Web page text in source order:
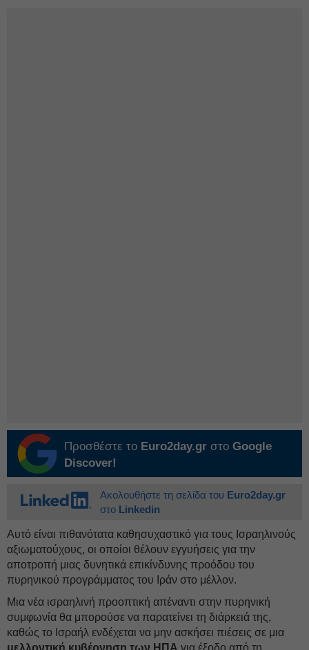
Προσθέστε το Euro2day.gr στο Google
Discover!
Ακολουθήστε τη σελίδα του Euro2day.gr
στο Linkedin
Αυτό είναι πιθανότατα καθησυχαστικό για τους Ισραηλινούς
αξιωματούχους, οι οποίοι θέλουν εγγυήσεις για την
αποτροπή μιας δυνητικά επικίνδυνης προόδου του
πυρηνικού προγράμματος του Ιράν στο μέλλον.
Μια νέα ισραηλινή προοπτική απέναντι στην πυρηνική
συμφωνία θα μπορούσε να παρατείνει τη διάρκειά της,
καθώς το Ισραήλ ενδέχεται να μην ασκήσει πιέσεις σε μια
μελλοντική κυβέρνηση των ΗΠΑ για έξοδο από τη